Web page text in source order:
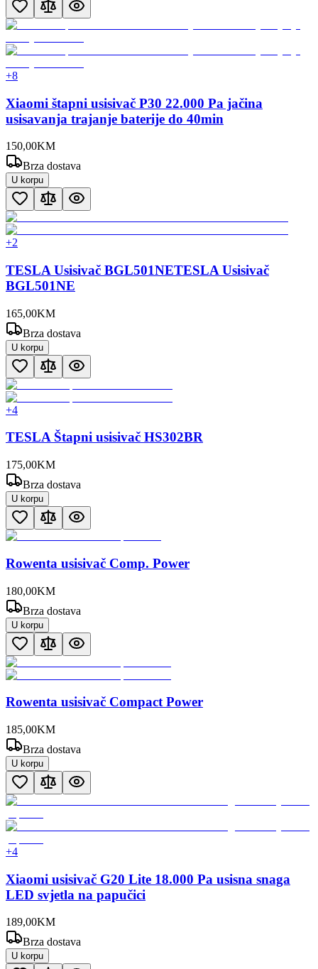
+8
Xiaomi štapni usisivač P30 22.000 Pa jačina
usisavanja trajanje baterije do 40min
150,00KM
Brza dostava
U korpu
+2
TESLA Usisivač BGL501NETESLA Usisivač
BGL501NE
165,00KM
Brza dostava
U korpu
+4
TESLA Štapni usisivač HS302BR
175,00KM
Brza dostava
U korpu
Rowenta usisivač Comp. Power
180,00KM
Brza dostava
U korpu
Rowenta usisivač Compact Power
185,00KM
Brza dostava
U korpu
+4
Xiaomi usisivač G20 Lite 18.000 Pa usisna snaga
LED svjetla na papučici
189,00KM
Brza dostava
U korpu